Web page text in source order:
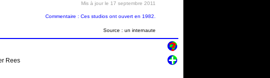
Mis à jour le 17 septembre 2011
Commentaire : Ces studios ont ouvert en 1982.
Source : un internaute
Rees